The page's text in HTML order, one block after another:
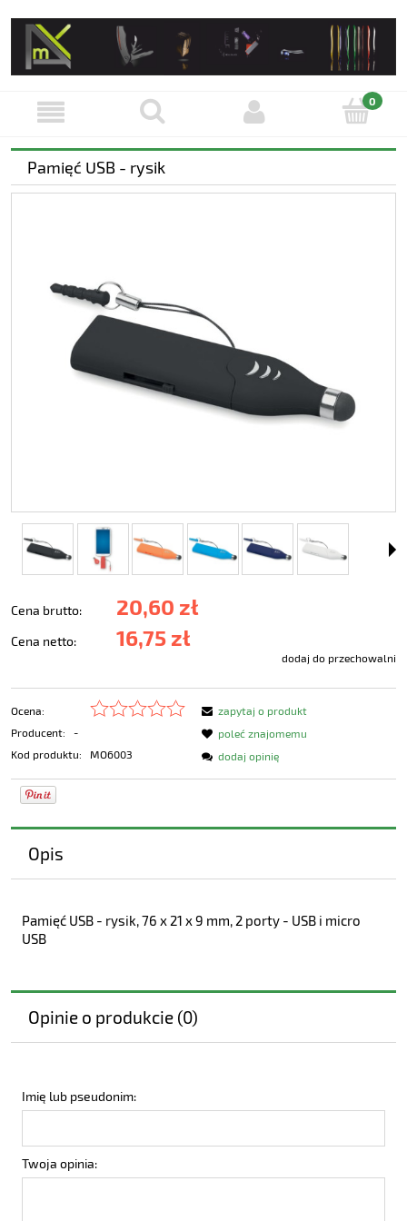
Pamięć USB - rysik
Cena brutto: 20,60 zł
Cena netto: 16,75 zł
dodaj do przechowalni
Ocena:
Producent:
-
Kod produktu:
MO6003
zapytaj o produkt
poleć znajomemu
dodaj opinię
Opis
Pamięć USB - rysik, 76 x 21 x 9 mm, 2 porty - USB i micro
USB
Opinie o produkcie (0)
Imię lub pseudonim:
Twoja opinia: